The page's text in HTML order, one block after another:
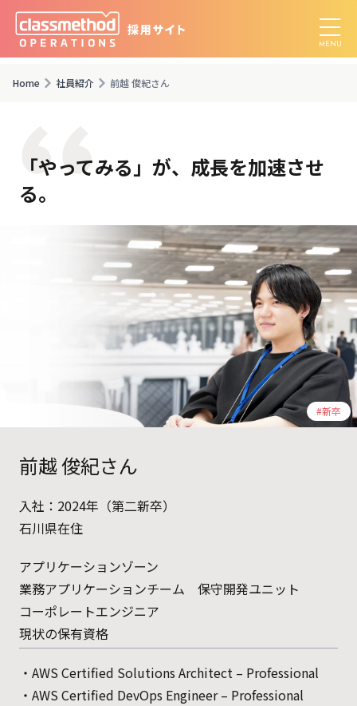
Home 社員紹介 前越 俊紀さん
「やってみる」が、成長を加速させ
る。
#新卒
前越 俊紀さん
入社：2024年（第二新卒）
石川県在住
アプリケーションゾーン
業務アプリケーションチーム 保守開発ユニット
コーポレートエンジニア
現状の保有資格
・AWS Certified Solutions Architect – Professional
・AWS Certified DevOps Engineer – Professional